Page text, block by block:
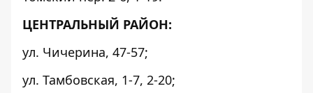
ЦЕНТРАЛЬНЫЙ РАЙОН:
ул. Чичерина, 47-57;
ул. Тамбовская, 1-7, 2-20;